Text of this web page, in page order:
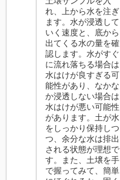
れ、上から水を注ぎ
ます。水が浸透して
いく速度と、底から
出てくる水の量を確
認します。水がすぐ
に流れ落ちる場合は
水はけが良すぎる可
能性があり、なかな
か浸透しない場合は
水はけが悪い可能性
があります。土が水
をしっかり保持しつ
つ、余分な水は排出
される状態が理想で
す。また、土壌を手
で握ってみて、簡単